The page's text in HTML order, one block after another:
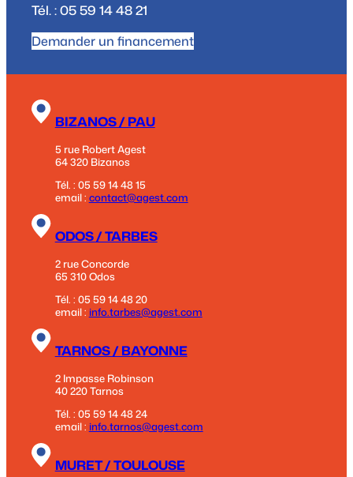
Tél. : 05 59 14 48 21
Demander un financement
BIZANOS / PAU
5 rue Robert Agest
64 320 Bizanos
Tél. : 05 59 14 48 15
email : contact@agest.com
ODOS / TARBES
2 rue Concorde
65 310 Odos
Tél. : 05 59 14 48 20
email : info.tarbes@agest.com
TARNOS / BAYONNE
2 Impasse Robinson
40 220 Tarnos
Tél. : 05 59 14 48 24
email : info.tarnos@agest.com
MURET / TOULOUSE